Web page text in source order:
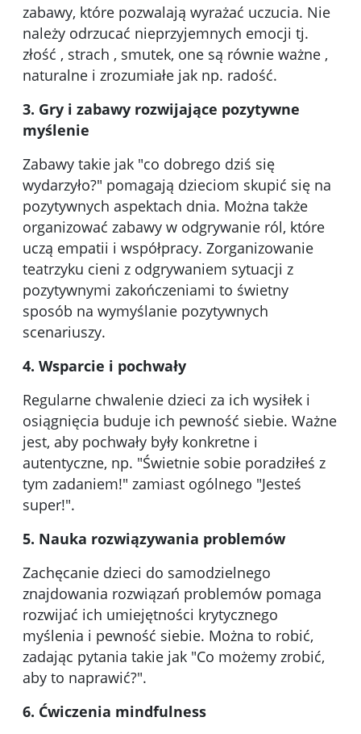
zabawy, które pozwalają wyrażać uczucia. Nie
należy odrzucać nieprzyjemnych emocji tj.
złość , strach , smutek, one są równie ważne ,
naturalne i zrozumiałe jak np. radość.
3. Gry i zabawy rozwijające pozytywne
myślenie
Zabawy takie jak "co dobrego dziś się
wydarzyło?" pomagają dzieciom skupić się na
pozytywnych aspektach dnia. Można także
organizować zabawy w odgrywanie ról, które
uczą empatii i współpracy. Zorganizowanie
teatrzyku cieni z odgrywaniem sytuacji z
pozytywnymi zakończeniami to świetny
sposób na wymyślanie pozytywnych
scenariuszy.
4. Wsparcie i pochwały
Regularne chwalenie dzieci za ich wysiłek i
osiągnięcia buduje ich pewność siebie. Ważne
jest, aby pochwały były konkretne i
autentyczne, np. "Świetnie sobie poradziłeś z
tym zadaniem!" zamiast ogólnego "Jesteś
super!".
5. Nauka rozwiązywania problemów
Zachęcanie dzieci do samodzielnego
znajdowania rozwiązań problemów pomaga
rozwijać ich umiejętności krytycznego
myślenia i pewność siebie. Można to robić,
zadając pytania takie jak "Co możemy zrobić,
aby to naprawić?".
6. Ćwiczenia mindfulness